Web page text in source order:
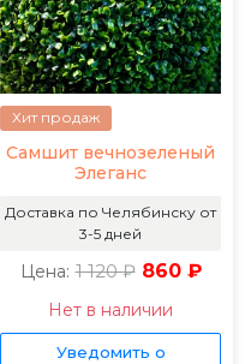
Хит продаж
Самшит вечнозеленый
Элеганс
Доставка по Челябинску от
3-5 дней
Цена: 1 120 ₽ 860 ₽
Нет в наличии
Уведомить о